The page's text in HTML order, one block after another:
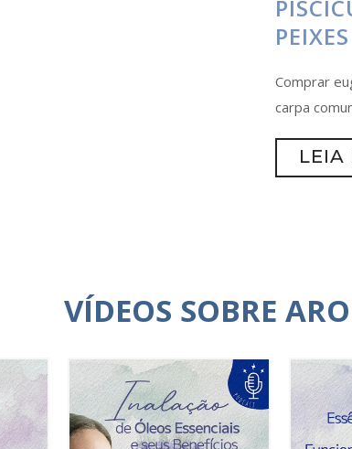
PEIXES
Comprar
carpa
LEIA
VÍDEOS SOBRE